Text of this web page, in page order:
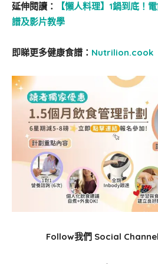
延伸閱讀：
【懶人料理】1鍋到底！
譜及影片教學
即睇更多健康食譜： Nutrilion.cook
Follow我們 Social